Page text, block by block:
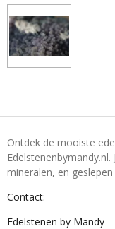
Ontdek de mooiste
mineralen, en
Contact:
Edelstenen by Mandy